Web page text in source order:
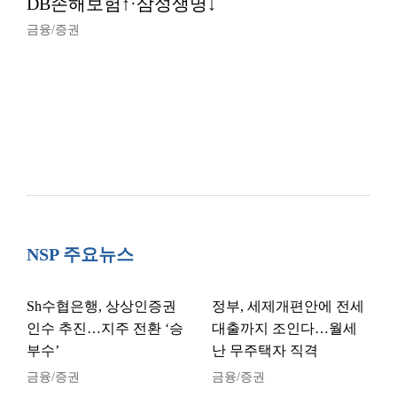
금융/증권
NSP 주요뉴스
Sh수협은행, 상상인증권
인수 추진…지주 전환 ‘승
부수’
금융/증권
정부, 세제개편안에 전세
대출까지 조인다…월세
난 무주택자 직격
금융/증권